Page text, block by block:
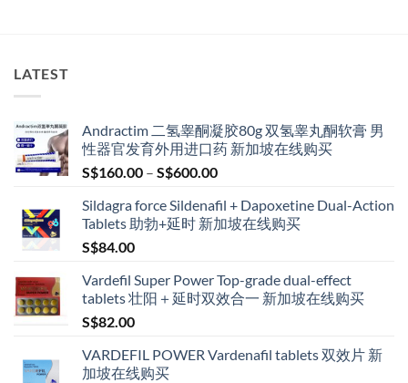
LATEST
Andractim 二氢睾酮凝胶80g 双氢睾丸酮软膏 男
性器官发育外用进口药 新加坡在线购买
S$160.00 – S$600.00Price
S$160.00
through
Sildagra force Sildenafil + Dapoxetine Dual-Action
Tablets 助勃+延时 新加坡在线购买
S$84.00
Vardefil Super Power Top-grade dual-effect
tablets 壮阳＋延时双效合一 新加坡在线购买
S$82.00
VARDEFIL POWER Vardenafil tablets 双效片 新
加坡在线购买